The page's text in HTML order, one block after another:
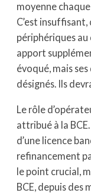
moyenne
C’est
périphériques au
apport
évoqué, mais
désignés. Ils
Le rôle
attribué à la
d’une licence
refinancement
le point crucial,
BCE, depuis des